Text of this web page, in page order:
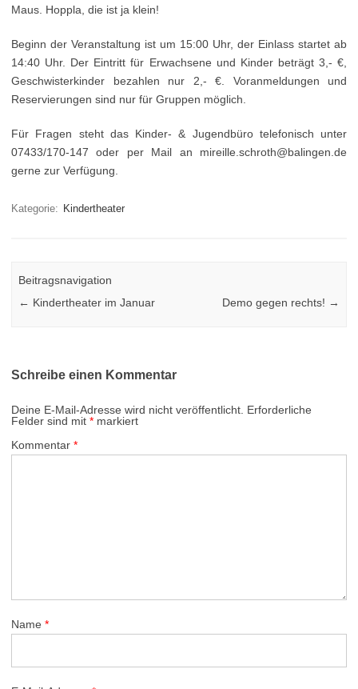
Maus. Hoppla, die ist ja klein!
Beginn der Veranstaltung ist um 15:00 Uhr, der Einlass startet ab
14:40 Uhr. Der Eintritt für Erwachsene und Kinder beträgt 3,- €,
Geschwisterkinder bezahlen nur 2,- €. Voranmeldungen und
Reservierungen sind nur für Gruppen möglich.
Für Fragen steht das Kinder- & Jugendbüro telefonisch unter
07433/170-147 oder per Mail an mireille.schroth@balingen.de
gerne zur Verfügung.
Kategorie: Kindertheater
Beitragsnavigation
← Kindertheater im Januar Demo gegen rechts! →
Schreibe einen Kommentar
Deine E-Mail-Adresse wird nicht veröffentlicht. Erforderliche
Felder sind mit * markiert
Kommentar *
Name *